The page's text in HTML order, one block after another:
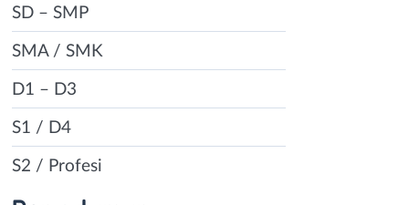
SD – SMP
SMA / SMK
D1 – D3
S1 / D4
S2 / Profesi